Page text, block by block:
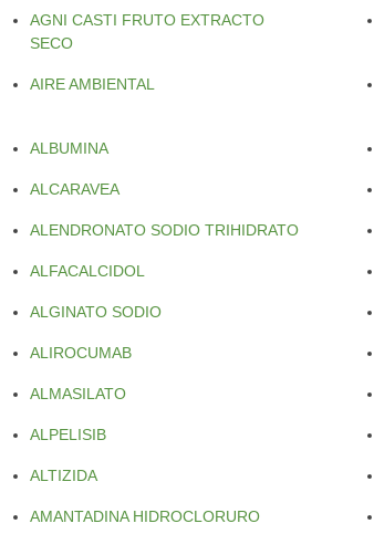
AGNI CASTI FRUTO EXTRACTO
SECO
AIRE AMBIENTAL
ALBUMINA
ALCARAVEA
ALENDRONATO SODIO TRIHIDRATO
ALFACALCIDOL
ALGINATO SODIO
ALIROCUMAB
ALMASILATO
ALPELISIB
ALTIZIDA
AMANTADINA HIDROCLORURO